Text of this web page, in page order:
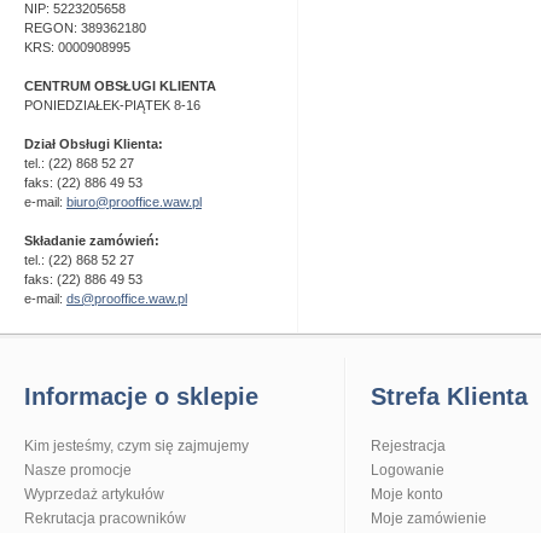
NIP: 5223205658
REGON: 389362180
KRS: 0000908995
CENTRUM OBSŁUGI KLIENTA
PONIEDZIAŁEK-PIĄTEK 8-16
Dział Obsługi Klienta:
tel.: (22) 868 52 27
faks: (22) 886 49 53
e-mail: biuro@prooffice.waw.pl
Składanie zamówień:
tel.: (22) 868 52 27
faks: (22) 886 49 53
e-mail: ds@prooffice.waw.pl
Informacje o sklepie
Kim jesteśmy, czym się zajmujemy
Nasze promocje
Wyprzedaż artykułów
Rekrutacja pracowników
Strefa Klienta
Rejestracja
Logowanie
Moje konto
Moje zamówienie